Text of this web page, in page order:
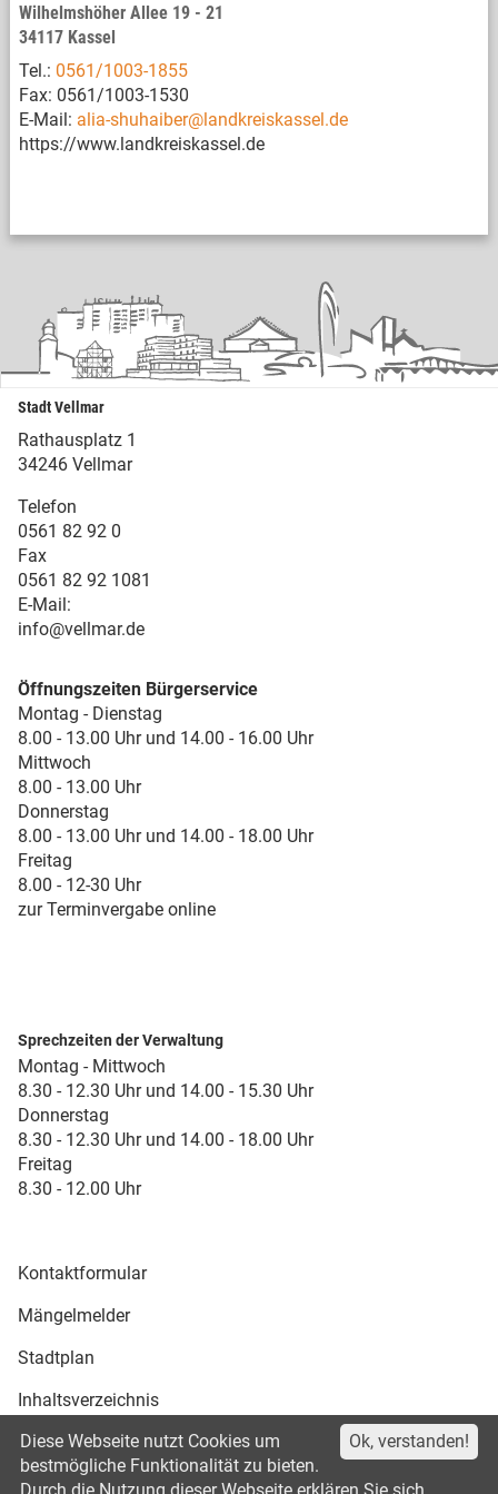
Wilhelmshöher Allee 19 - 21
34117 Kassel
Tel.: 0561/1003-1855
Fax: 0561/1003-1530
E-Mail: alia-shuhaiber@landkreiskassel.de
https://www.landkreiskassel.de
Stadt Vellmar
Rathausplatz 1
34246 Vellmar
Telefon
0561 82 92 0
Fax
0561 82 92 1081
E-Mail:
info@vellmar.de
Öffnungszeiten Bürgerservice
Montag - Dienstag
8.00 - 13.00 Uhr und 14.00 - 16.00 Uhr
Mittwoch
8.00 - 13.00 Uhr
Donnerstag
8.00 - 13.00 Uhr und 14.00 - 18.00 Uhr
Freitag
8.00 - 12-30 Uhr
zur Terminvergabe online
Sprechzeiten der Verwaltung
Montag - Mittwoch
8.30 - 12.30 Uhr und 14.00 - 15.30 Uhr
Donnerstag
8.30 - 12.30 Uhr und 14.00 - 18.00 Uhr
Freitag
8.30 - 12.00 Uhr
Kontaktformular
Mängelmelder
Stadtplan
Inhaltsverzeichnis
Druckansicht
Ok, verstanden!
Diese Webseite nutzt Cookies um
bestmögliche Funktionalität zu bieten.